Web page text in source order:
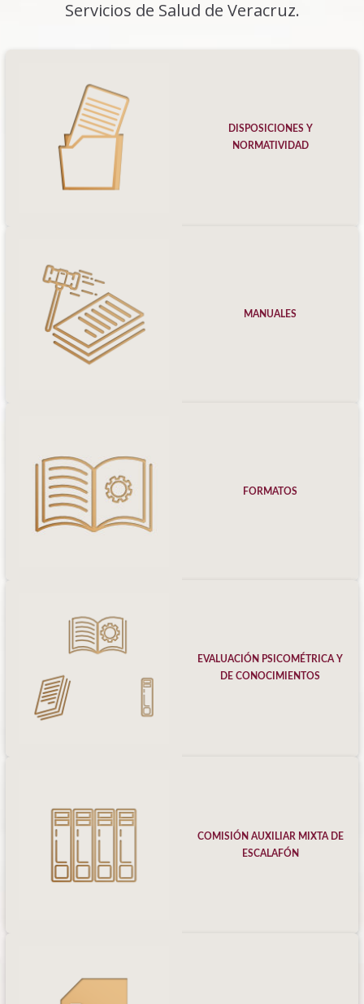
Servicios de Salud de Veracruz.
DISPOSICIONES Y
NORMATIVIDAD
MANUALES
FORMATOS
EVALUACIÓN PSICOMÉTRICA Y
DE CONOCIMIENTOS
COMISIÓN AUXILIAR MIXTA DE
ESCALAFÓN